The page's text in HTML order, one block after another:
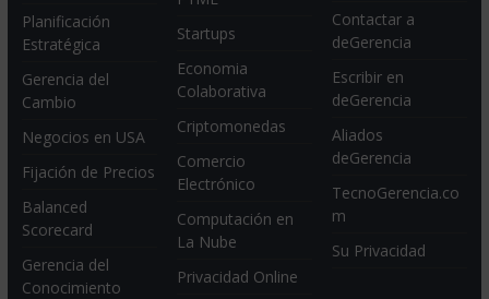
Planificación
Estratégica
Gerencia del
Cambio
Negocios en USA
Fijación de Precios
Balanced
Scorecard
Gerencia del
Conocimiento
Startups
Economia
Colaborativa
Criptomonedas
Comercio
Electrónico
Computación en
La Nube
Privacidad Online
Contactar a
deGerencia
Escribir en
deGerencia
Aliados
deGerencia
TecnoGerencia.co
m
Su Privacidad